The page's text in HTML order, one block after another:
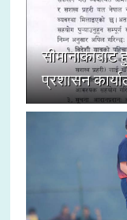
प्रशासन